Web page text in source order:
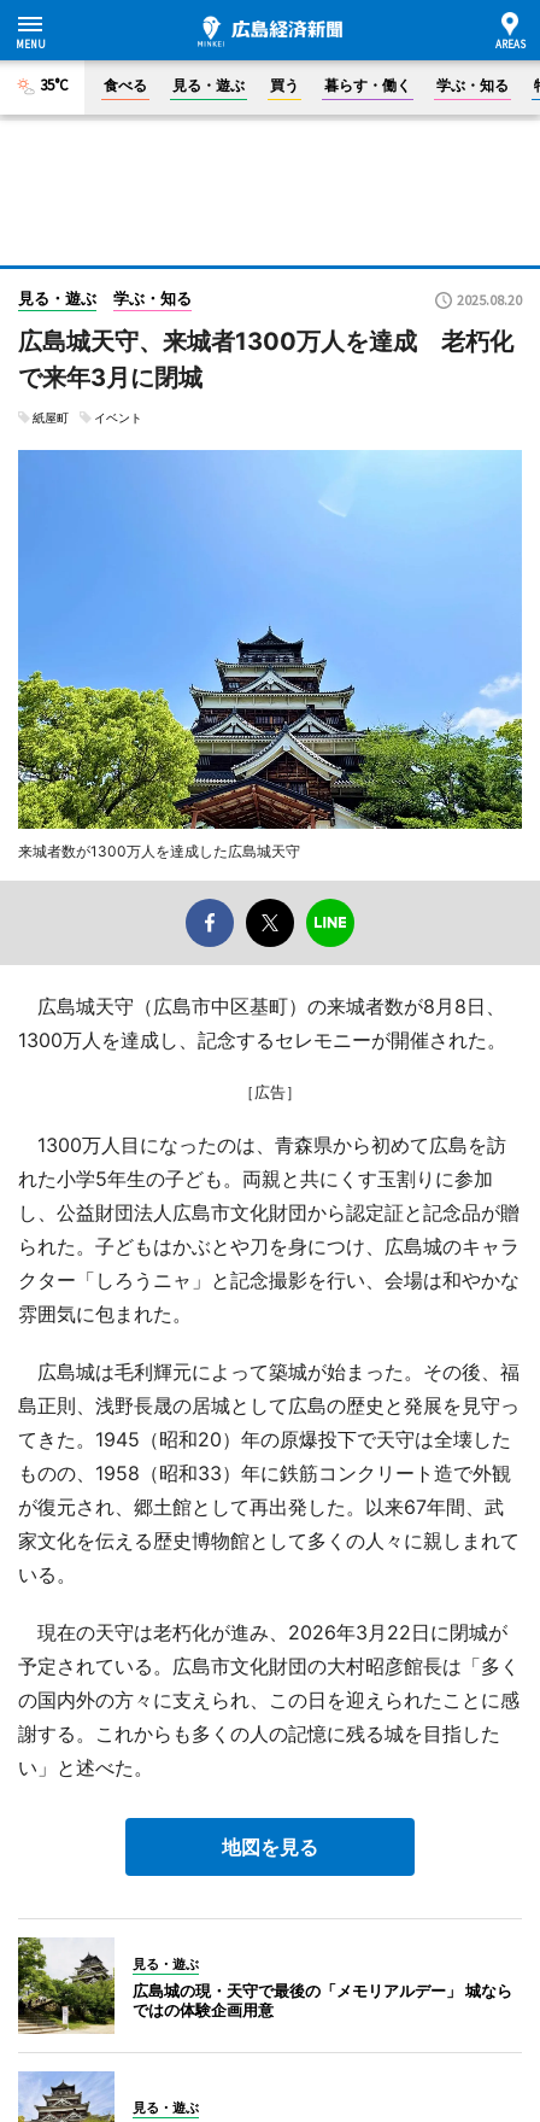
35°C 食べる 見る・遊ぶ 買う 暮らす・働く 学ぶ・知る
見る・遊ぶ 学ぶ・知る 2025.08.20
広島城天守、来城者1300万人を達成 老朽化
で来年3月に閉城
紙屋町 イベント
来城者数が1300万人を達成した広島城天守
広島城天守（広島市中区基町）の来城者数が8月8日、
1300万人を達成し、記念するセレモニーが開催された。
［広告］
1300万人目になったのは、青森県から初めて広島を訪
れた小学5年生の子ども。両親と共にくす玉割りに参加
し、公益財団法人広島市文化財団から認定証と記念品が贈
られた。子どもはかぶとや刀を身につけ、広島城のキャラ
クター「しろうニャ」と記念撮影を行い、会場は和やかな
雰囲気に包まれた。
広島城は毛利輝元によって築城が始まった。その後、福
島正則、浅野長晟の居城として広島の歴史と発展を見守っ
てきた。1945（昭和20）年の原爆投下で天守は全壊した
ものの、1958（昭和33）年に鉄筋コンクリート造で外観
が復元され、郷土館として再出発した。以来67年間、武
家文化を伝える歴史博物館として多くの人々に親しまれて
いる。
現在の天守は老朽化が進み、2026年3月22日に閉城が
予定されている。広島市文化財団の大村昭彦館長は「多く
の国内外の方々に支えられ、この日を迎えられたことに感
謝する。これからも多くの人の記憶に残る城を目指した
い」と述べた。
地図を見る
見る・遊ぶ
広島城の現・天守で最後の「メモリアルデー」 城なら
ではの体験企画用意
見る・遊ぶ